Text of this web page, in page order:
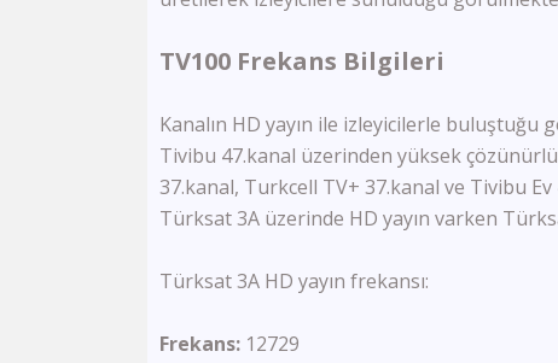
TV100 Frekans Bilgileri
Kanalın HD yayın ile izleyicilerle
Tivibu 47.kanal üzerinden yüksek
37.kanal, Turkcell TV+ 37.kanal ve Tivibu
Türksat 3A üzerinde HD yayın varken
Türksat 3A HD yayın frekansı:
Frekans: 12729